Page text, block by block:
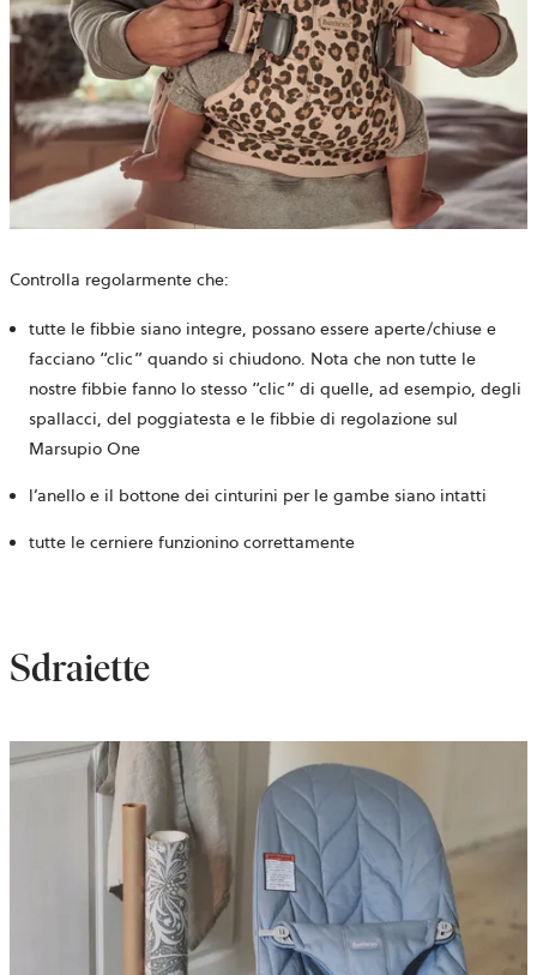
Controlla regolarmente che:
tutte le fibbie siano integre, possano essere aperte/chiuse e
facciano “clic” quando si chiudono. Nota che non tutte le
nostre fibbie fanno lo stesso “clic” di quelle, ad esempio, degli
spallacci, del poggiatesta e le fibbie di regolazione sul
Marsupio One
l’anello e il bottone dei cinturini per le gambe siano intatti
tutte le cerniere funzionino correttamente
Sdraiette